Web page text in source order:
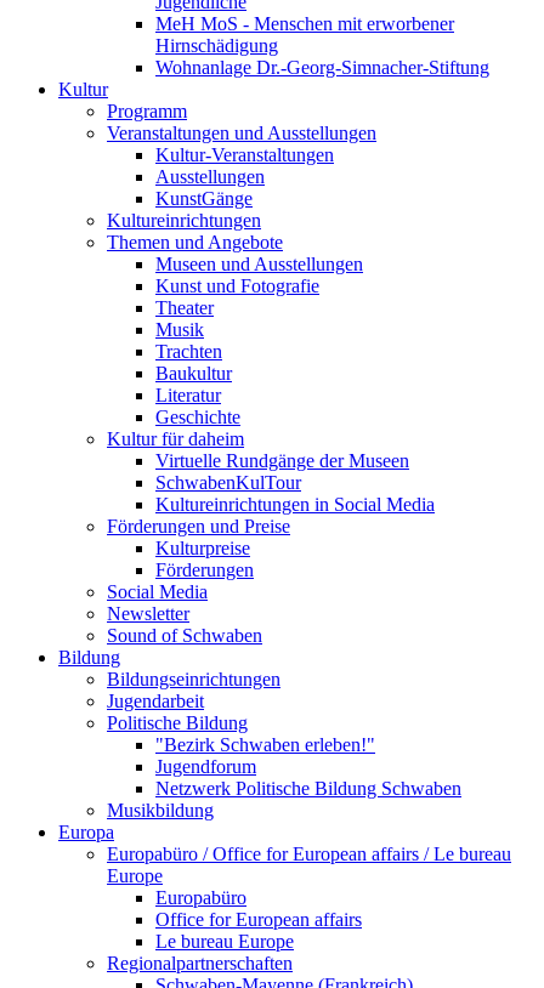
MeH MoS - Menschen mit erworbener
Hirnschädigung
Wohnanlage Dr.-Georg-Simnacher-Stiftung
Kultur
Programm
Veranstaltungen und Ausstellungen
Kultur-Veranstaltungen
Ausstellungen
KunstGänge
Kultureinrichtungen
Themen und Angebote
Museen und Ausstellungen
Kunst und Fotografie
Theater
Musik
Trachten
Baukultur
Literatur
Geschichte
Kultur für daheim
Virtuelle Rundgänge der Museen
SchwabenKulTour
Kultureinrichtungen in Social Media
Förderungen und Preise
Kulturpreise
Förderungen
Social Media
Newsletter
Sound of Schwaben
Bildung
Bildungseinrichtungen
Jugendarbeit
Politische Bildung
"Bezirk Schwaben erleben!"
Jugendforum
Netzwerk Politische Bildung Schwaben
Musikbildung
Europa
Europabüro / Office for European affairs / Le bureau
Europe
Europabüro
Office for European affairs
Le bureau Europe
Regionalpartnerschaften